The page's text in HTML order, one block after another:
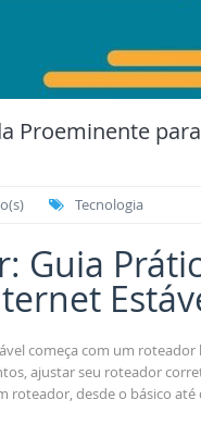
Proeminente
Tecnologia
Guia
começa com um
ajustar seu roteador
desde o básico até